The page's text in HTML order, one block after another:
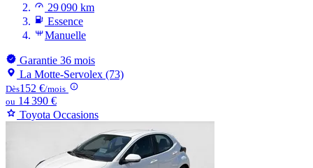
29 090 km
Essence
Manuelle
Garantie 36 mois
La Motte-Servolex (73)
Dès152 €/mois
ou 14 390 €
Toyota Occasions